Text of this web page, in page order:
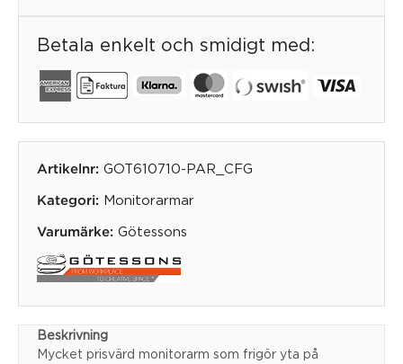
Betala enkelt och smidigt med:
Artikelnr: GOT610710-PAR_CFG
Kategori: Monitorarmar
Varumärke: Götessons
Beskrivning
Mycket prisvärd monitorarm som frigör yta på